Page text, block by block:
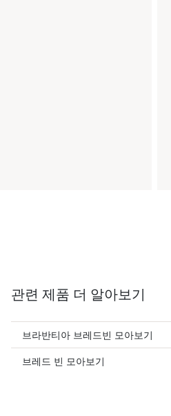
관련 제품 더 알아보기
브라반티아 브레드빈 모아보기
브레드 빈 모아보기